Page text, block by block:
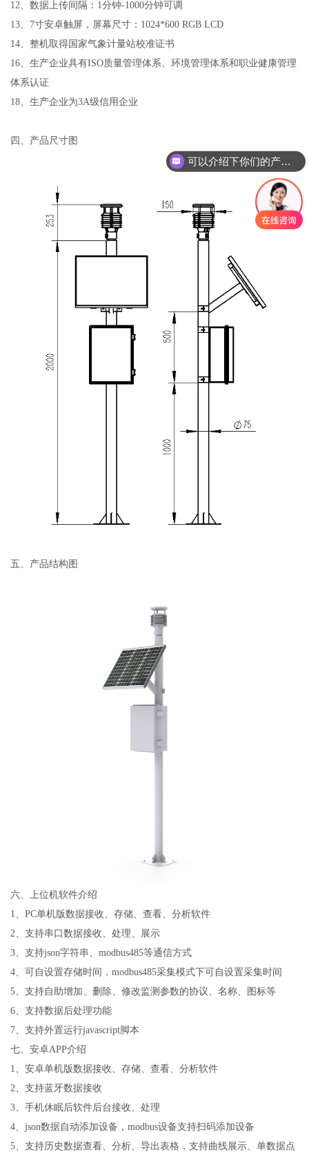
12 、数据上传间隔： 1分钟-1000分钟可调
13
7寸安卓触屏，屏幕尺寸： 1024*600 RGB LCD
14 、整机取得国家气象计量站校准证书
16 、生产企业具有ISO质量管理体系、环境管理体系和职业健康管理
体系认证
18 、生产企业为3A级信用企业
四、产品尺寸图
五、产品结构图
六、上位机软件介绍
1
、PC单机版数据接收、存储、查看、分析软件
2 、支持串口数据接收、处理、展示
3 、支持json字符串、modbus485等通信方式
4 、可自设置存储时间，modbus485采集模式下可自设置采集时间
5 、支持自助增加、删除、修改监测参数的协议、名称、图标等
6 、支持数据后处理功能
7 、支持外置运行javascript脚本
七、安卓APP介绍
1
、安卓单机版数据接收、存储、查看、分析软件
2 、支持蓝牙数据接收
3 、手机休眠后软件后台接收、处理
4 、json数据自动添加设备，modbus设备支持扫码添加设备
5 、支持历史数据查看、分析、导出表格，支持曲线展示、单数据点
可以介绍下你们的产品么？